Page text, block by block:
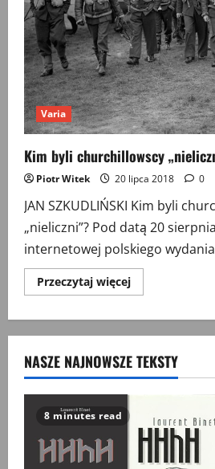
Varia
Kim byli churchillowscy
Piotr Witek 20 lipca 2018 0
JAN SZKUDLIŃSKI Kim byli
„nieliczni”? Pod datą 20
internetowej polskiego
Przeczytaj więcejPrzeczytaj
więcej
churchillowscy
NASZE NAJNOWSZE TEKSTY
8 minutes read